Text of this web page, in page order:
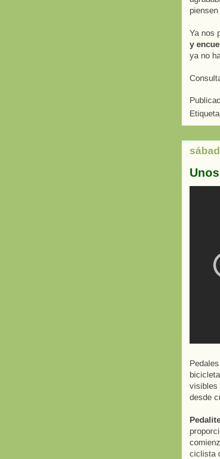
Ya nos
y
ya no
visibles
desde
ciclista